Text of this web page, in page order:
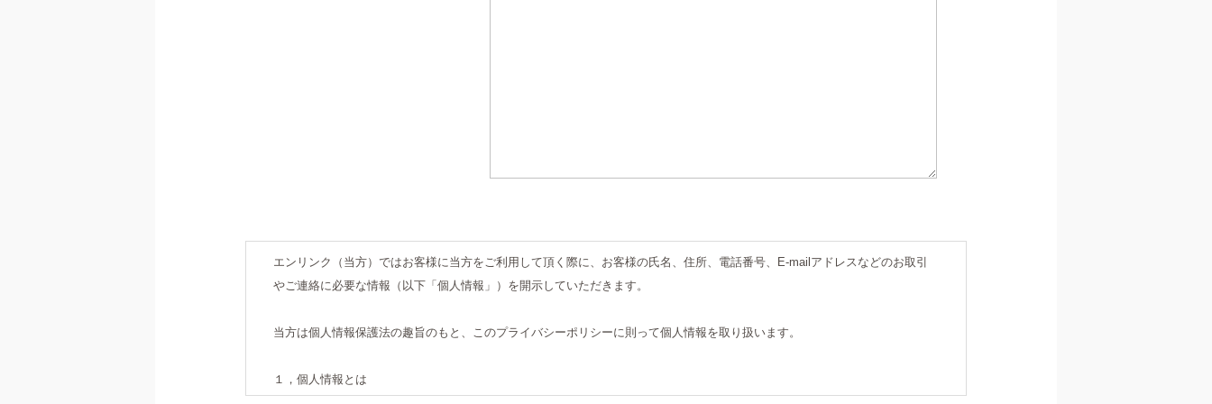
エンリンク（当方）ではお客様に当方をご利用して頂く際に、お客様の氏名、住所、電話番号、E-mailアドレスなどのお取引
やご連絡に必要な情報（以下「個人情報」）を開示していただきます。
当方は個人情報保護法の趣旨のもと、このプライバシーポリシーに則って個人情報を取り扱います。
１，個人情報とは